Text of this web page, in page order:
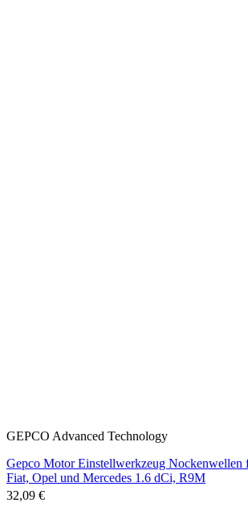
GEPCO Advanced Technology
Gepco Motor Einstellwerkzeug Nockenwellen
Fiat, Opel und Mercedes 1.6 dCi, R9M
32,09 €